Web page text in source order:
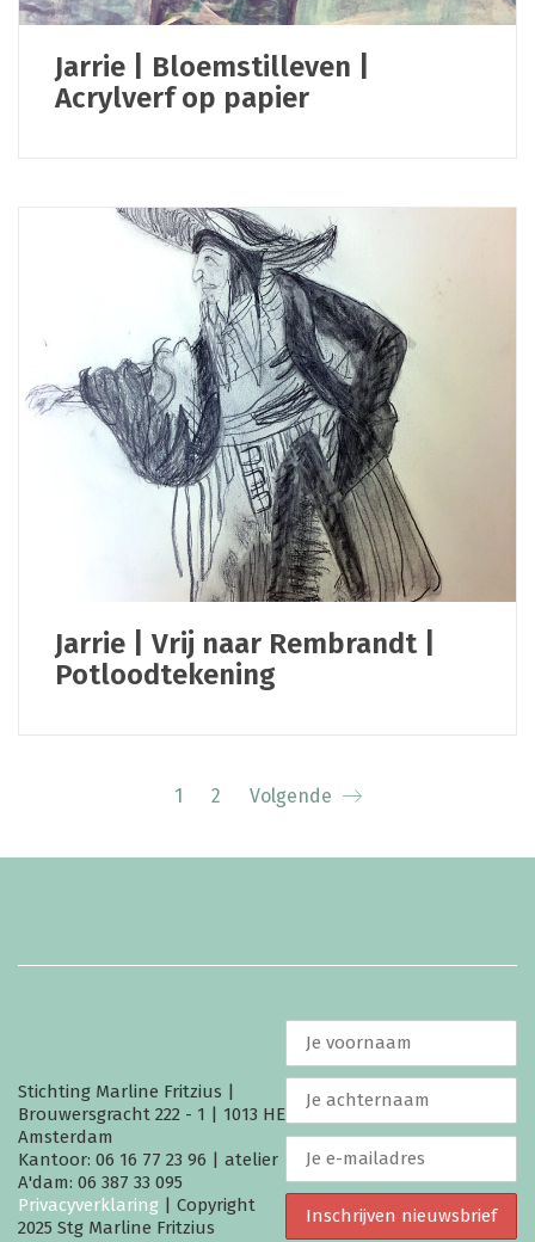
Jarrie | Bloemstilleven |
Acrylverf op papier
Jarrie | Vrij naar Rembrandt |
Potloodtekening
1 2 Volgende
Stichting Marline Fritzius |
Brouwersgracht 222 - 1 | 1013 HE
Amsterdam
Kantoor: 06 16 77 23 96 | atelier
A'dam: 06 387 33 095
Privacyverklaring | Copyright
2025 Stg Marline Fritzius